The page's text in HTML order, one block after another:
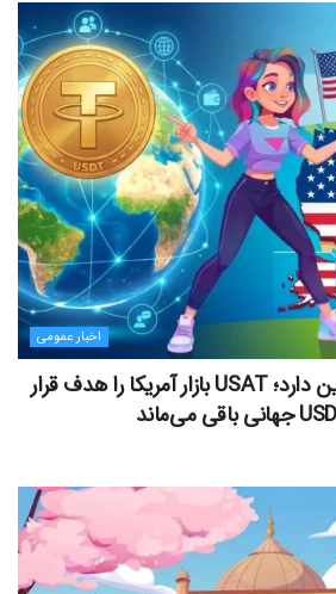
اخبار عمومی
تتر اکنون دو استیبل‌کوین دارد؛ USAT بازار آمریکا را هدف قرار